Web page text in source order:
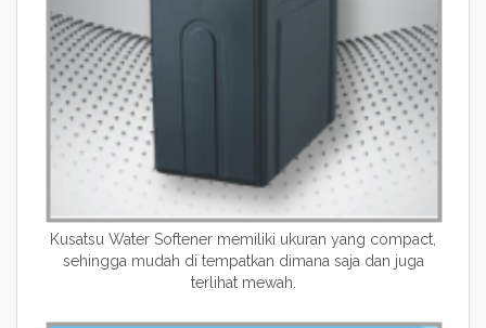
Kusatsu Water Softener memiliki ukuran yang compact,
sehingga mudah di tempatkan dimana saja dan juga
terlihat mewah.